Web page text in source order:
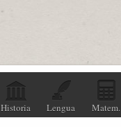
Historia Lengua Matem.